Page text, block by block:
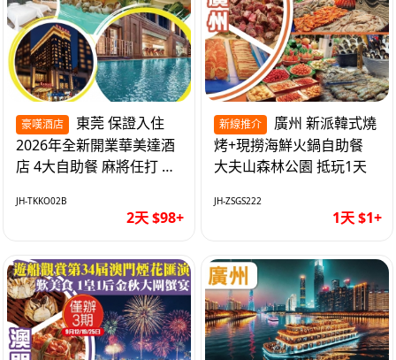
豪嘆酒店
2026年全新開業華美達酒
店 4大自助餐 麻將任打 抵
JH-TKKO02B
2天 $98+
新線推介
烤+現撈海鮮火鍋自助餐
大夫山森林公園 抵玩1天
JH-ZSGS222
1天 $1+